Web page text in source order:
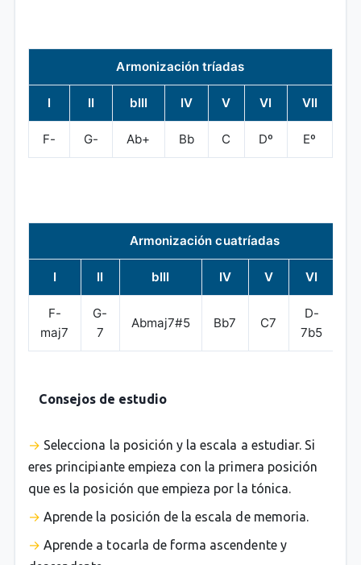
Armonización tríadas
I II bIII IV V VI VII
F- G- Ab+ Bb C Dº Eº
Armonización cuatríadas
I II bIII IV V VI
F-
maj7
G-
7
Abmaj7#5 Bb7 C7
D-
7b5
Consejos de estudio
Selecciona la posición y la escala a estudiar. Si
eres principiante empieza con la primera posición
que es la posición que empieza por la tónica.
Aprende la posición de la escala de memoria.
Aprende a tocarla de forma ascendente y